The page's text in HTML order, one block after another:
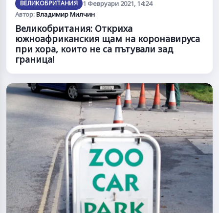
ВЕЛИКОБРИТАНИЯ
1 Февруари 2021, 14:24
Автор:Владимир Милчин
Великобритания: Откриха
южноафриканския щам на коронавируса
при хора, които не са пътували зад
граница!